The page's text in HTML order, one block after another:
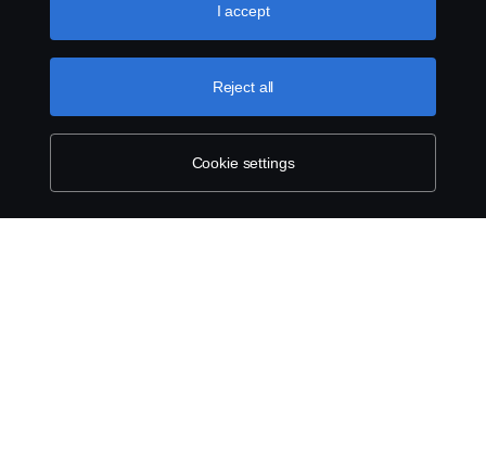
use cookies, please visit our cookies section, which you
Cookie settings
Reject all
I accept